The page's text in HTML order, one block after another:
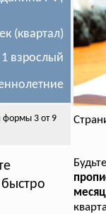
(квартал)
взрослый
формы 3 от 9